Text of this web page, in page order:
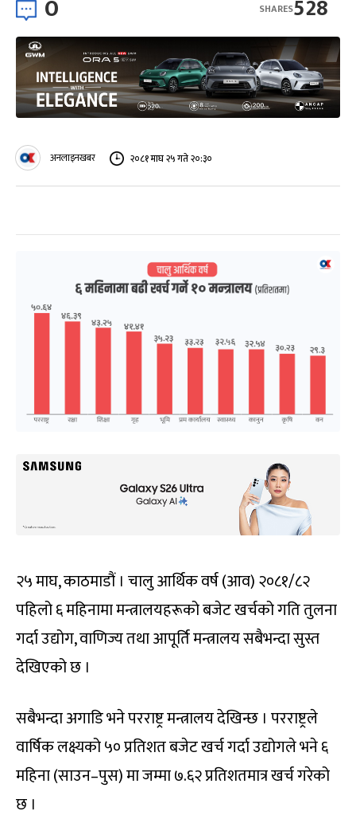
0 528
SHARES
अनलाइनखबर २०८१ माघ २५ गते २०:३०
२५ माघ, काठमाडौं । चालु आर्थिक वर्ष (आव) २०८१/८२
पहिलो ६ महिनामा मन्त्रालयहरूको बजेट खर्चको गति तुलना
गर्दा उद्योग, वाणिज्य तथा आपूर्ति मन्त्रालय सबैभन्दा सुस्त
देखिएको छ ।
सबैभन्दा अगाडि भने परराष्ट्र मन्त्रालय देखिन्छ । परराष्ट्रले
वार्षिक लक्ष्यको ५० प्रतिशत बजेट खर्च गर्दा उद्योगले भने ६
महिना (साउन–पुस) मा जम्मा ७.६२ प्रतिशतमात्र खर्च गरेको
छ ।